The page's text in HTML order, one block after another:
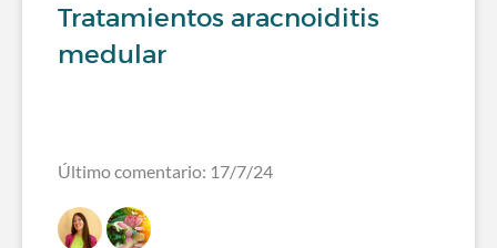
Tratamientos aracnoiditis
medular
Último comentario: 17/7/24